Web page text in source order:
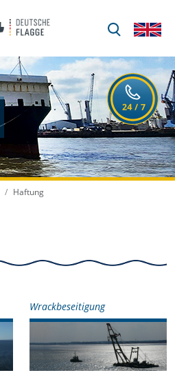
Haftung
Wrackbeseitigung